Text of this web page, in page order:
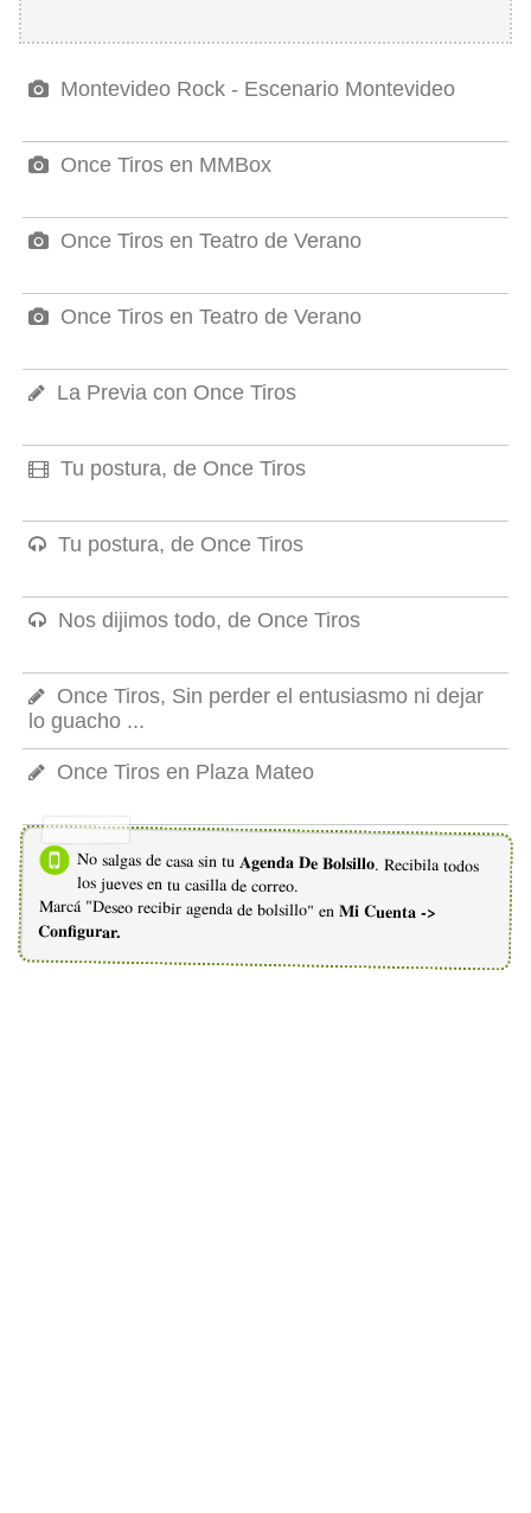
Montevideo Rock - Escenario Montevideo
Once Tiros en MMBox
Once Tiros en Teatro de Verano
Once Tiros en Teatro de Verano
La Previa con Once Tiros
Tu postura, de Once Tiros
Tu postura, de Once Tiros
Nos dijimos todo, de Once Tiros
Once Tiros, Sin perder el entusiasmo ni dejar
lo guacho ...
Once Tiros en Plaza Mateo
No salgas de casa sin tu Agenda De Bolsillo. Recibila todos
los jueves en tu casilla de correo.
Marcá "Deseo recibir agenda de bolsillo" en Mi Cuenta ->
Configurar.